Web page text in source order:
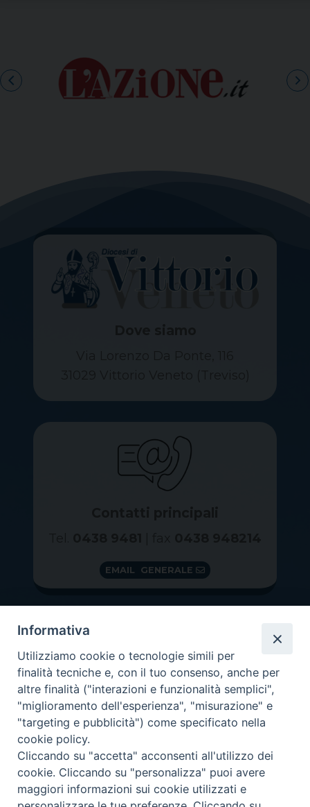
EMAIL GENERALE
GRAZIE PER IL TUO AIUTO
Insieme per la Diocesi
Informativa
Utilizziamo cookie o tecnologie simili per
finalità tecniche e, con il tuo consenso, anche per
altre finalità ("interazioni e funzionalità semplici",
"miglioramento dell'esperienza", "misurazione" e
"targeting e pubblicità") come specificato nella
cookie policy.
Cliccando su "accetta" acconsenti all'utilizzo dei
cookie. Cliccando su "personalizza" puoi avere
maggiori informazioni sui cookie utilizzati e